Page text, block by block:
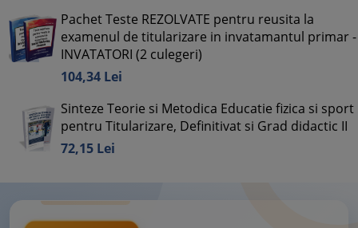
Pachet Teste REZOLVATE pentru reusita la
examenul de titularizare in invatamantul primar -
INVATATORI (2 culegeri)
104,34 Lei
Sinteze Teorie si Metodica Educatie fizica si sport
pentru Titularizare, Definitivat si Grad didactic II
72,15 Lei